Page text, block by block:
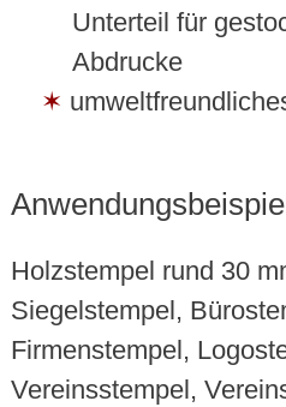
Unterteil für
Abdrucke
Holzstempel rund 30
Siegelstempel,
Firmenstempel,
Vereinsstempel,